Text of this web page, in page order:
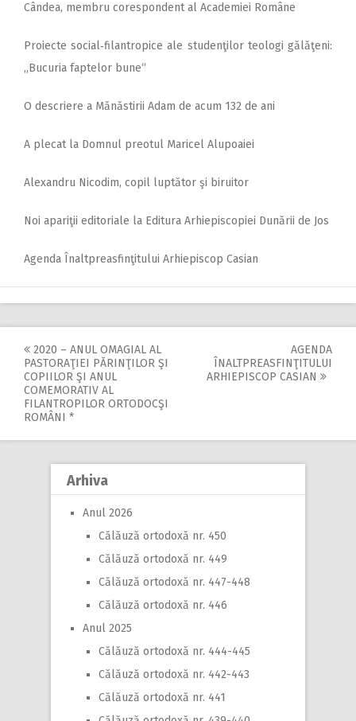
Cândea, membru corespondent al Academiei Române
Proiecte social‑filantropice ale studenţilor teologi gălăţeni:
„Bucuria faptelor bune“
O descriere a Mănăstirii Adam de acum 132 de ani
A plecat la Domnul preotul Maricel Alupoaiei
Alexandru Nicodim, copil luptător şi biruitor
Noi apariţii editoriale la Editura Arhiepiscopiei Dunării de Jos
Agenda Înaltpreasfinţitului Arhiepiscop Casian
Post
navigation
2020 – ANUL OMAGIAL AL
PASTORAŢIEI PĂRINŢILOR ŞI
COPIILOR ŞI ANUL
COMEMORATIV AL
FILANTROPILOR ORTODOCŞI
ROMÂNI *
AGENDA
ÎNALTPREASFINŢITULUI
ARHIEPISCOP CASIAN
Arhiva
Anul 2026
Călăuză ortodoxă nr. 450
Călăuză ortodoxă nr. 449
Călăuză ortodoxă nr. 447-448
Călăuză ortodoxă nr. 446
Anul 2025
Călăuză ortodoxă nr. 444-445
Călăuză ortodoxă nr. 442-443
Călăuză ortodoxă nr. 441